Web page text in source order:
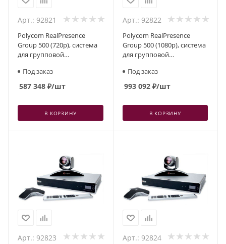
Арт.: 92821
Polycom RealPresence
Group 500 (720p), система
для групповой
Под заказ
587 348 ₽/шт
В КОРЗИНУ
Арт.: 92822
Polycom RealPresence
Group 500 (1080p), система
для групповой
Под заказ
993 092₽/шт
В КОРЗИНУ
Арт.: 92823 Арт.: 92824